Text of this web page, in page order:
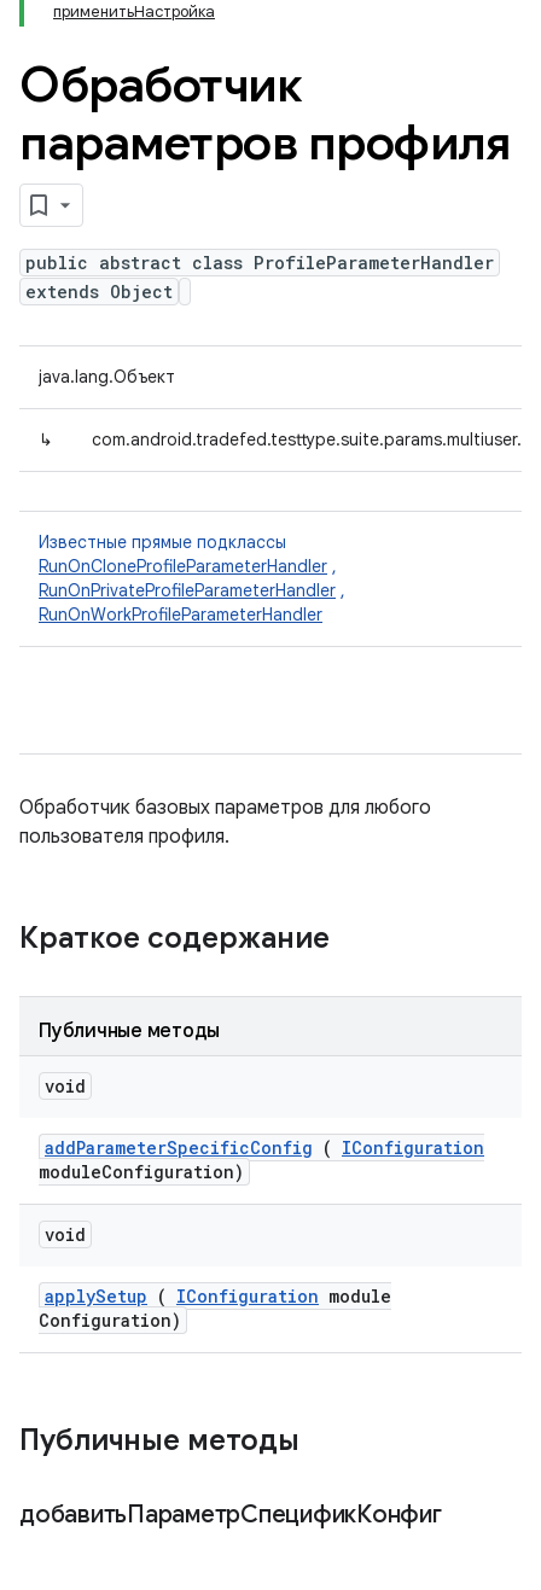
применитьНастройка
Обработчик
параметров профиля
public abstract class ProfileParameterHandler
extends Object
java.lang.Объект
↳
Известные прямые подклассы
RunOnCloneProfileParameterHandler ,
RunOnPrivateProfileParameterHandler ,
RunOnWorkProfileParameterHandler
Обработчик базовых параметров для любого
пользователя профиля.
Краткое содержание
Публичные методы
void
addParameterSpecificConfig ( IConfiguration
moduleConfiguration)
void
applySetup ( IConfiguration module
Configuration)
Публичные методы
добавитьПараметрСпецификКонфиг